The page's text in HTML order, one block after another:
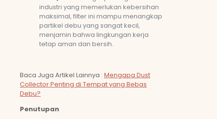
industri yang memerlukan kebersihan
maksimal, filter ini mampu menangkap
partikel debu yang sangat kecil,
menjamin bahwa lingkungan kerja
tetap aman dan bersih.
Baca Juga Artikel Lainnya : Mengapa Dust
Collector Penting di Tempat yang Bebas
Debu?
Penutupan